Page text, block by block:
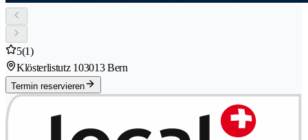
5(1)
Klösterlistutz 103013 Bern
Termin reservieren